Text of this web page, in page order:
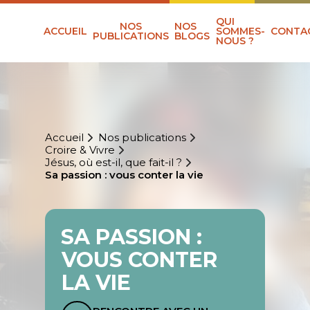
ACCUEIL NOS
PUBLICATIONS
NOS
BLOGS
QUI
SOMMES-
NOUS ?
Accueil
Nos publications
Croire & Vivre
Jésus, où est-il, que fait-il ?
Sa passion : vous conter la vie
SA PASSION :
VOUS CONTER
LA VIE